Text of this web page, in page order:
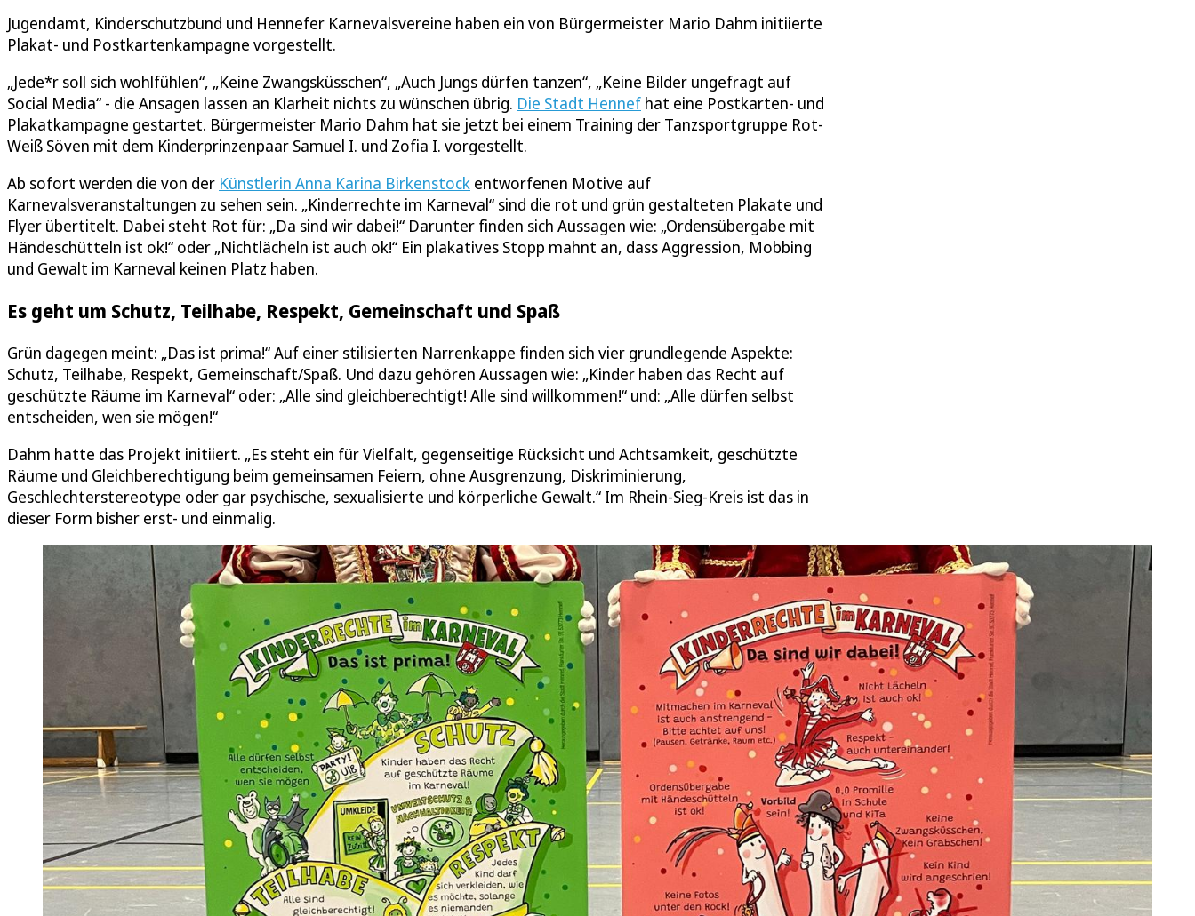
Jugendamt, Kinderschutzbund und Hennefer Karnevalsvereine haben ein von Bürgermeister Mario Dahm initiierte
Plakat- und Postkartenkampagne vorgestellt.
„Jede*r soll sich wohlfühlen“, „Keine Zwangsküsschen“, „Auch Jungs dürfen tanzen“, „Keine Bilder ungefragt auf
Social Media“ - die Ansagen lassen an Klarheit nichts zu wünschen übrig. Die Stadt Hennef hat eine Postkarten- und
Plakatkampagne gestartet. Bürgermeister Mario Dahm hat sie jetzt bei einem Training der Tanzsportgruppe Rot-
Weiß Söven mit dem Kinderprinzenpaar Samuel I. und Zofia I. vorgestellt.
Ab sofort werden die von der Künstlerin Anna Karina Birkenstock entworfenen Motive auf
Karnevalsveranstaltungen zu sehen sein. „Kinderrechte im Karneval“ sind die rot und grün gestalteten Plakate und
Flyer übertitelt. Dabei steht Rot für: „Da sind wir dabei!“ Darunter finden sich Aussagen wie: „Ordensübergabe mit
Händeschütteln ist ok!“ oder „Nichtlächeln ist auch ok!“ Ein plakatives Stopp mahnt an, dass Aggression, Mobbing
und Gewalt im Karneval keinen Platz haben.
Es geht um Schutz, Teilhabe, Respekt, Gemeinschaft und Spaß
Grün dagegen meint: „Das ist prima!“ Auf einer stilisierten Narrenkappe finden sich vier grundlegende Aspekte:
Schutz, Teilhabe, Respekt, Gemeinschaft/Spaß. Und dazu gehören Aussagen wie: „Kinder haben das Recht auf
geschützte Räume im Karneval“ oder: „Alle sind gleichberechtigt! Alle sind willkommen!“ und: „Alle dürfen selbst
entscheiden, wen sie mögen!“
Dahm hatte das Projekt initiiert. „Es steht ein für Vielfalt, gegenseitige Rücksicht und Achtsamkeit, geschützte
Räume und Gleichberechtigung beim gemeinsamen Feiern, ohne Ausgrenzung, Diskriminierung,
Geschlechterstereotype oder gar psychische, sexualisierte und körperliche Gewalt.“ Im Rhein-Sieg-Kreis ist das in
dieser Form bisher erst- und einmalig.